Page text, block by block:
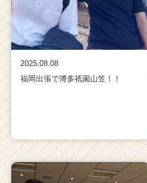
2025.08.08
福岡出張で博多祇園山笠！！